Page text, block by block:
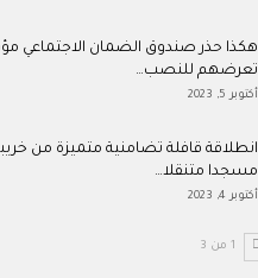
هكذا حذر صندوق الضمان الاجتماعي
تعرضهم للنصب…
أكتوبر 5, 2023
انطلاقة قافلة تضامنية متميزة من
مسجدا متنقلا…
أكتوبر 4, 2023
1 من 3